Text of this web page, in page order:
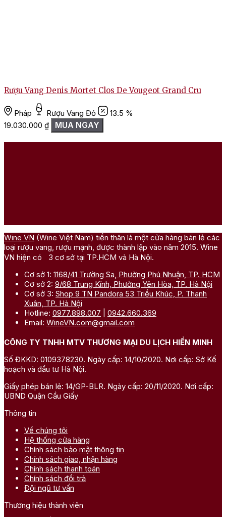
Rượu Vang Denis Mortet Clos De Vougeot Grand Cru
Pháp Rượu Vang Đỏ
13.5 %
19.030.000 ₫ MUA NGAY
Wine VN (Wine Việt Nam) tiền thân là một cửa hàng bán lẻ các
loại rượu vang, rượu mạnh, được thành lập vào năm 2015. Wine
VN hiện có 3 cơ sở tại TP.HCM và Hà Nội.
Cơ sở 1: 1168/41 Trường Sa, Phường Phú Nhuận, TP. HCM
Cơ sở 2: 9/68 Trung Kính, Phường Yên Hòa, TP. Hà Nội
Cơ sở 3: Shop 9 TN Pandora 53 Triều Khúc, P. Thanh
Xuân, TP. Hà Nội
Hotline: 0977.898.007
0942.660.369
Email: WineVN.com@gmail.com
CÔNG TY TNHH MTV THƯƠNG MẠI DU LỊCH HIỀN MINH
Số ĐKKD: 0109378230. Ngày cấp: 14/10/2020. Nơi cấp: Sở Kế
hoạch và đầu tư Hà Nội.
Giấy phép bán lẻ: 14/GP-BLR. Ngày cấp: 20/11/2020. Nơi cấp:
UBND Quận Cầu Giấy
Thông tin
Về chúng tôi
Hệ thống cửa hàng
Chính sách bảo mật thông tin
Chính sách giao, nhận hàng
Chính sách thanh toán
Chính sách đổi trả
Đội ngũ tư vấn
Thương hiệu thành viên